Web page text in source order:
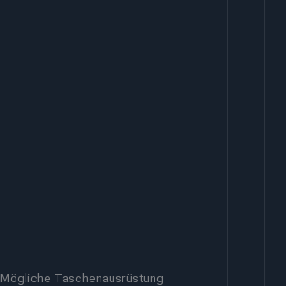
Mögliche Taschenausrüstung